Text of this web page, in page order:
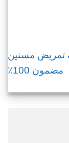
مسنين
مضمون 100٪